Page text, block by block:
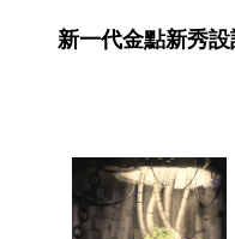
新一代金點新秀